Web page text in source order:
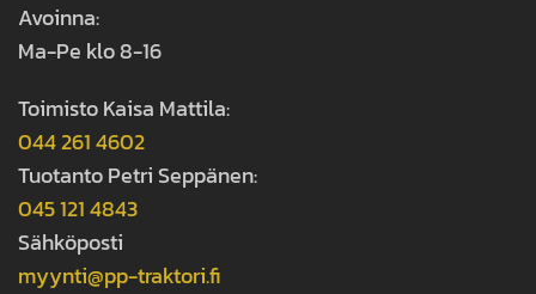
Avoinna:
Ma-Pe klo 8-16
Toimisto Kaisa Mattila:
044 261 4602
Tuotanto Petri Seppänen:
045 121 4843
Sähköposti
myynti@pp-traktori.fi